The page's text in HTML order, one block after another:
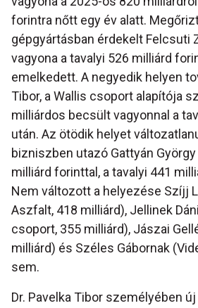
forintra nőtt egy év alatt.
gépgyártásban érdekelt Felcsuti
vagyona a tavalyi 526 milliárd
emelkedett. A negyedik helyen
Tibor, a Wallis csoport alapítója
milliárdos becsült vagyonnal a
után. Az ötödik helyet
bizniszben utazó Gattyán
milliárd forinttal, a tavalyi 441
Nem változott a helyezése Szíjj
Aszfalt, 418 milliárd), Jellinek
csoport, 355 milliárd), Jászai
milliárd) és Széles Gábornak
sem.
Dr. Pavelka Tibor személyében